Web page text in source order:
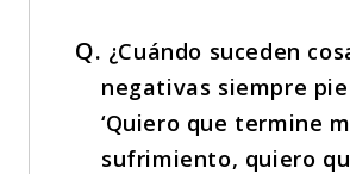
Q. ¿Cuándo suceden
negativas siempre
‘Quiero que termine
sufrimiento, quiero